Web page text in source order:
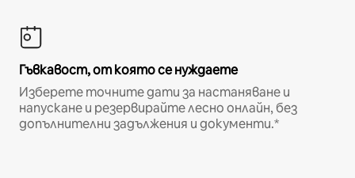
Гъвкавост, от която се нуждаете
Изберете точните дати за настаняване и
напускане и резервирайте лесно онлайн, без
допълнителни задължения и документи.*